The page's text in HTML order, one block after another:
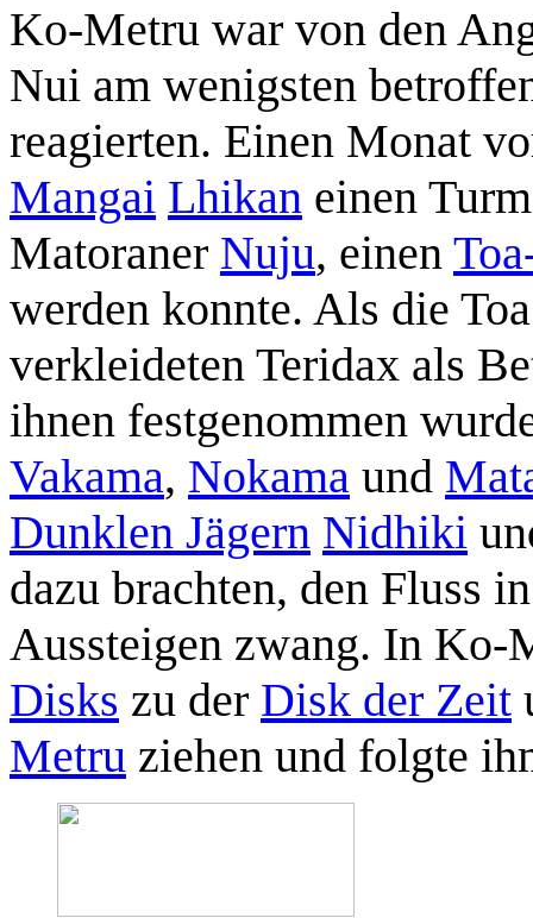
Ko-Metru war von den
Nui am wenigsten
reagierten. Einen Monat
Mangai Lhikan einen
Matoraner Nuju, einen
werden konnte. Als die
verkleideten Teridax als
ihnen festgenommen
Vakama, Nokama und
Dunklen Jägern Nidhiki
dazu brachten, den Fluss
Aussteigen zwang. In
Disks zu der Disk der Zeit
Metru ziehen und folgte